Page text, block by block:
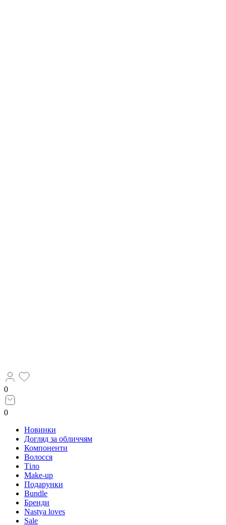
0
0
Новинки
Догляд за обличчям
Компоненти
Волосся
Тіло
Make-up
Подарунки
Bundle
Бренди
Nastya loves
Sale